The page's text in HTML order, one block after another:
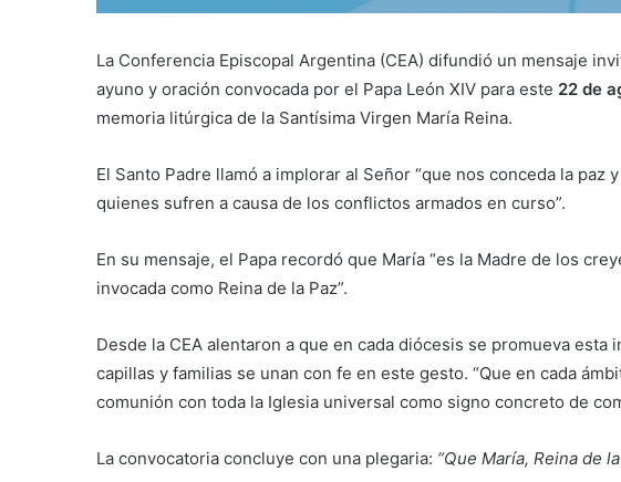
La Conferencia Episcopal Argentina (CEA) difundió un mensaje
ayuno y oración convocada por el Papa León XIV para este 22 de
memoria litúrgica de la Santísima Virgen María Reina.
El Santo Padre llamó a implorar al Señor “que nos conceda la paz
quienes sufren a causa de los conflictos armados en curso”.
En su mensaje, el Papa recordó que María “es la Madre de los
invocada como Reina de la Paz”.
Desde la CEA alentaron a que en cada diócesis se promueva esta
capillas y familias se unan con fe en este gesto. “Que en cada
comunión con toda la Iglesia universal como signo concreto de
La convocatoria concluye con una plegaria: “Que María, Reina de